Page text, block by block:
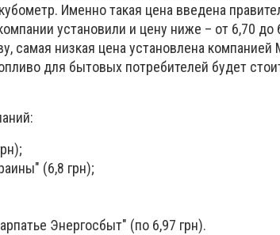
Именно такая цена введена
установили и цену ниже – от 6,70 до
самая низкая цена установлена компанией
для бытовых потребителей будет
(6,8 гpн);
Энepгосбыт" (по 6,97 гpн).